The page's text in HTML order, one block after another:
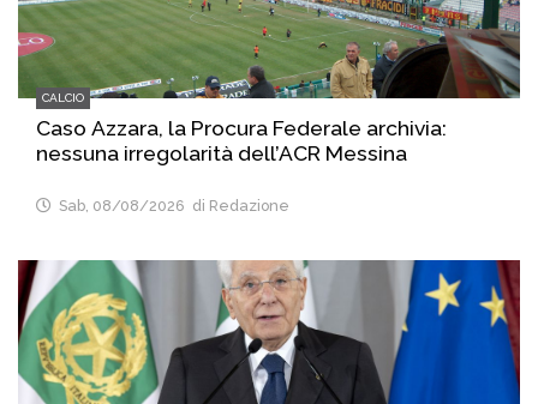
CALCIO
Caso Azzara, la Procura Federale archivia:
nessuna irregolarità dell’ACR Messina
Sab, 08/08/2026 di Redazione